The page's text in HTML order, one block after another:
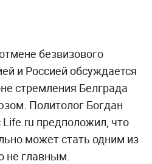
безвизового
и Россией обсуждается
стремления Белграда
Политолог Богдан
Life.ru предположил, что
может стать одним из
не главным.